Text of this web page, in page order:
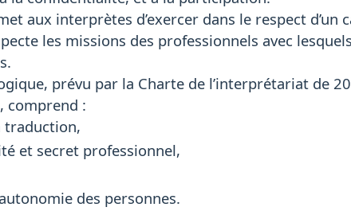
aux interprètes d’exercer dans le respect
les missions des professionnels avec
prévu par la Charte de l’interprétariat de
comprend :
traduction,
et secret professionnel,
des personnes.